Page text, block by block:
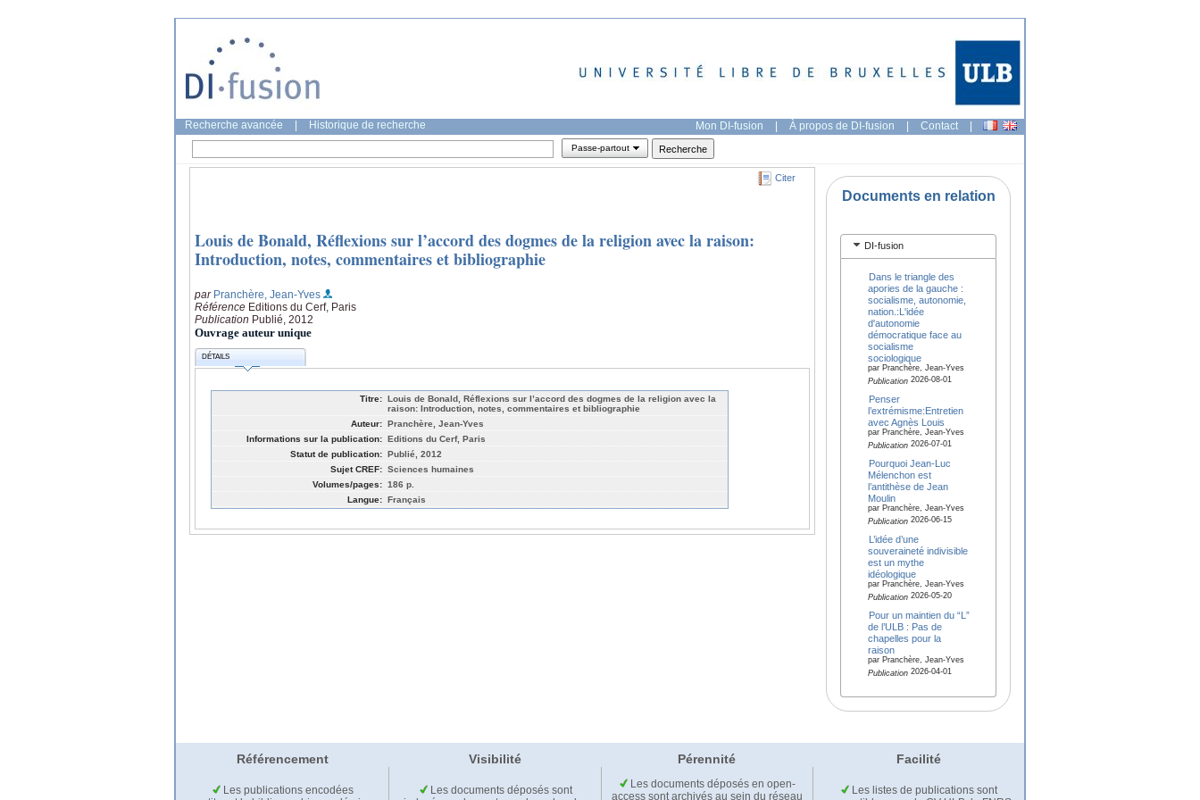
Recherche avancée Historique de recherche Mon DI-fusion | À propos de DI-fusion | Contact |
Passe-partout
Citer
Louis de Bonald, Réflexions sur l’accord des dogmes de la religion avec la raison:
Introduction, notes, commentaires et bibliographie
par Pranchère, Jean-Yves
Référence Editions du Cerf, Paris
Publication Publié, 2012
Ouvrage auteur unique
DÉTAILS
Titre: Louis de Bonald, Réflexions sur l’accord des dogmes de la religion avec la
raison: Introduction, notes, commentaires et bibliographie
Auteur: Pranchère, Jean-Yves
Informations sur la publication: Editions du Cerf, Paris
Statut de publication: Publié, 2012
Sujet CREF: Sciences humaines
Volumes/pages: 186 p.
Langue: Français
Documents en relation
DI-fusion
Dans le triangle des
apories de la gauche :
socialisme, autonomie,
nation.:L'idée
d'autonomie
démocratique face au
socialisme
sociologique
par Pranchère, Jean-Yves
Publication2026-08-01
Penser
l’extrémisme:Entretien
avec Agnès Louis
par Pranchère, Jean-Yves
Publication2026-07-01
Pourquoi Jean-Luc
Mélenchon est
l’antithèse de Jean
Moulin
par Pranchère, Jean-Yves
Publication2026-06-15
L’idée d’une
souveraineté indivisible
est un mythe
idéologique
par Pranchère, Jean-Yves
Publication2026-05-20
Pour un maintien du “L”
de l’ULB : Pas de
chapelles pour la
raison
par Pranchère, Jean-Yves
Publication2026-04-01
Référencement Visibilité Pérennité Facilité
Les publications encodées
Les documents déposés sont
Les documents déposés en open-
access sont archivés au sein du réseau
Les listes de publications sont